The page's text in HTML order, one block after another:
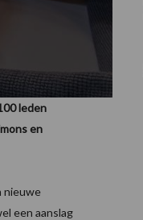
leden
en
nieuwe
een aanslag